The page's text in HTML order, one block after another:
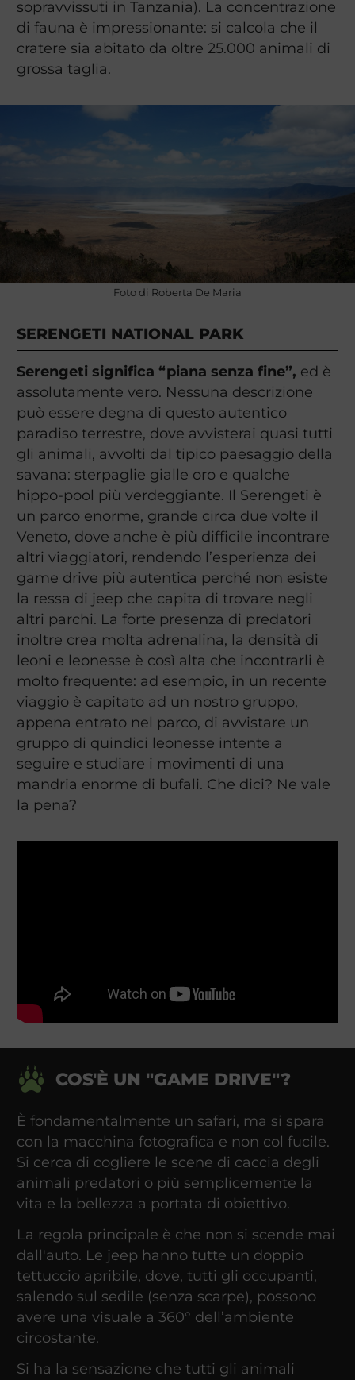
sopravvissuti in Tanzania). La concentrazione
di fauna è impressionante: si calcola che il
cratere sia abitato da oltre 25.000 animali di
grossa taglia.
Foto di Roberta De Maria
SERENGETI NATIONAL PARK
Serengeti significa “piana senza fine”, ed è
assolutamente vero. Nessuna descrizione
può essere degna di questo autentico
paradiso terrestre, dove avvisterai quasi tutti
gli animali, avvolti dal tipico paesaggio della
savana: sterpaglie gialle oro e qualche
hippo-pool più verdeggiante. Il Serengeti è
un parco enorme, grande circa due volte il
Veneto, dove anche è più difficile incontrare
altri viaggiatori, rendendo l’esperienza dei
game drive più autentica perché non esiste
la ressa di jeep che capita di trovare negli
altri parchi. La forte presenza di predatori
inoltre crea molta adrenalina, la densità di
leoni e leonesse è così alta che incontrarli è
molto frequente: ad esempio, in un recente
viaggio è capitato ad un nostro gruppo,
appena entrato nel parco, di avvistare un
gruppo di quindici leonesse intente a
seguire e studiare i movimenti di una
mandria enorme di bufali. Che dici? Ne vale
la pena?
COS'È UN "GAME DRIVE"?
È fondamentalmente un safari, ma si spara
con la macchina fotografica e non col fucile.
Si cerca di cogliere le scene di caccia degli
animali predatori o più semplicemente la
vita e la bellezza a portata di obiettivo.
La regola principale è che non si scende mai
dall'auto. Le jeep hanno tutte un doppio
tettuccio apribile, dove, tutti gli occupanti,
salendo sul sedile (senza scarpe), possono
avere una visuale a 360° dell’ambiente
circostante.
Si ha la sensazione che tutti gli animali